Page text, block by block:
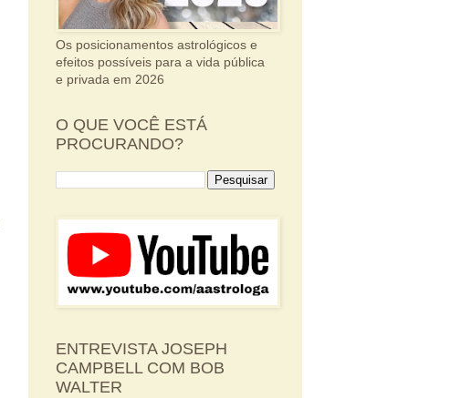
Os posicionamentos astrológicos e
efeitos possíveis para a vida pública
e privada em 2026
O QUE VOCÊ ESTÁ
PROCURANDO?
ENTREVISTA JOSEPH
CAMPBELL COM BOB
WALTER